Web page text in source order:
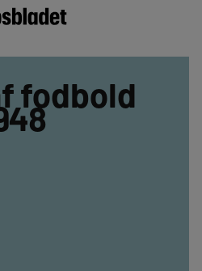
fodbold